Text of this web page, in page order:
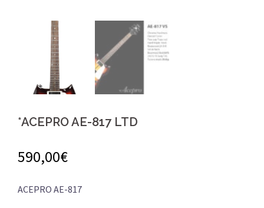
*ACEPRO AE-817 LTD
590,00€
ACEPRO AE-817